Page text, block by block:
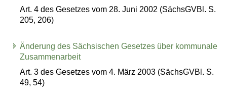
Art. 4 des Gesetzes vom 28. Juni 2002 (SächsGVBl. S.
205, 206)
Änderung des Sächsischen Gesetzes über kommunale
Zusammenarbeit
Art. 3 des Gesetzes vom 4. März 2003 (SächsGVBl. S.
49, 54)